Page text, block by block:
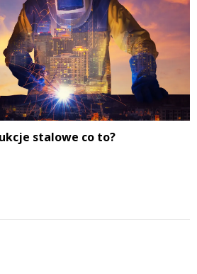
stalowe co to?